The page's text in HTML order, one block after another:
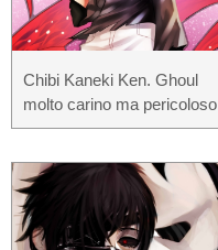
Chibi Kaneki Ken. Ghoul
molto carino ma pericoloso